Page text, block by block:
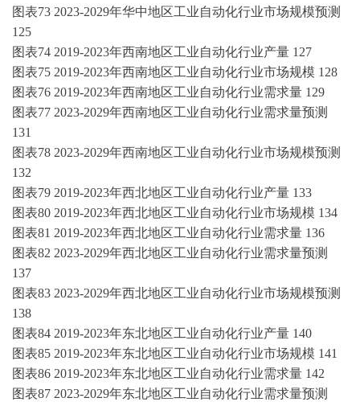
图表73 2023-2029年华中地区工业自动化行业市场规模预测
125
图表74 2019-2023年西南地区工业自动化行业产量 127
图表75 2019-2023年西南地区工业自动化行业市场规模 128
图表76 2019-2023年西南地区工业自动化行业需求量 129
图表77 2023-2029年西南地区工业自动化行业需求量预测
131
图表78 2023-2029年西南地区工业自动化行业市场规模预测
132
图表79 2019-2023年西北地区工业自动化行业产量 133
图表80 2019-2023年西北地区工业自动化行业市场规模 134
图表81 2019-2023年西北地区工业自动化行业需求量 136
图表82 2023-2029年西北地区工业自动化行业需求量预测
137
图表83 2023-2029年西北地区工业自动化行业市场规模预测
138
图表84 2019-2023年东北地区工业自动化行业产量 140
图表85 2019-2023年东北地区工业自动化行业市场规模 141
图表86 2019-2023年东北地区工业自动化行业需求量 142
图表87 2023-2029年东北地区工业自动化行业需求量预测